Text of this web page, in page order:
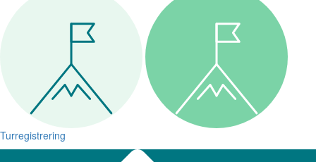
Turregistrering